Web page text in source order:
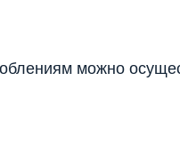
можно